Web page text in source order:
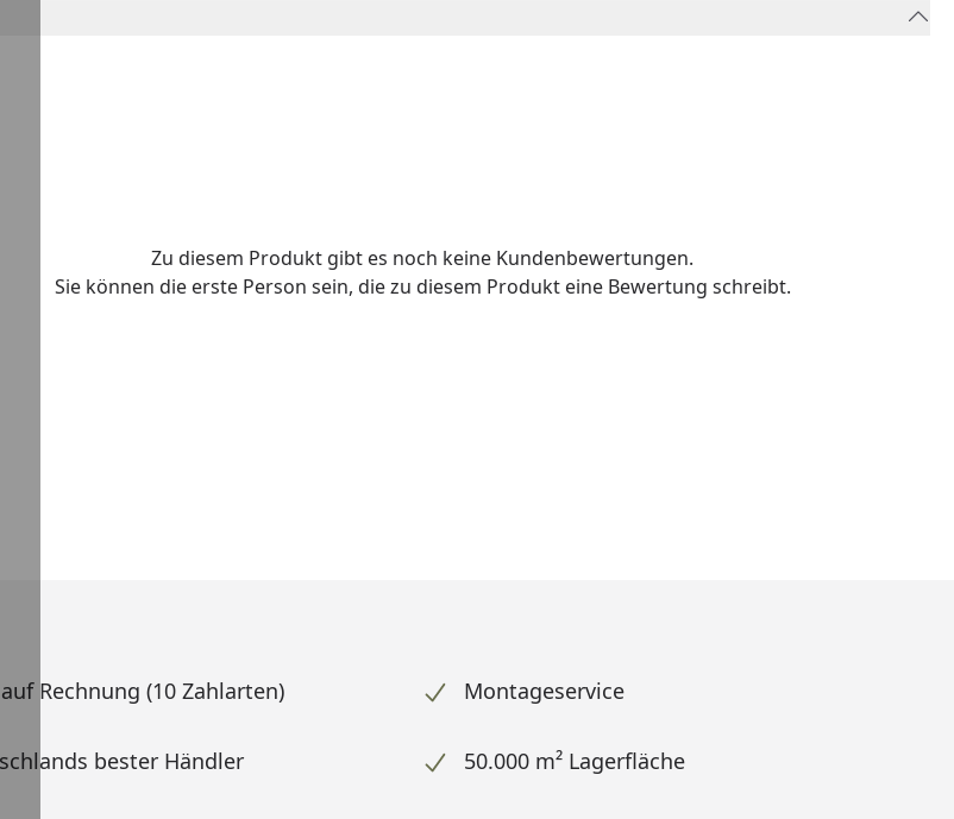
Zu diesem Produkt gibt es noch keine Kundenbewertungen.
Sie können die erste Person sein, die zu diesem Produkt eine Bewertung schreibt.
Rechnung (10 Zahlarten) Montageservice
bester Händler 50.000 m² Lagerfläche